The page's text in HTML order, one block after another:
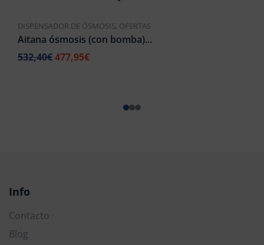
DISPENSADOR DE ÓSMOSIS, OFERTAS
Aitana ósmosis (con bomba)...
532,40€477,95€
Info
Contacto
Blog